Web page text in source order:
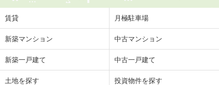
賃貸 月極駐車場
新築マンション 中古マンション
新築一戸建て 中古一戸建て
土地を探す 投資物件を探す